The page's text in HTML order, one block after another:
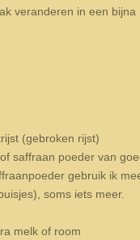
veranderen in een bijna
(gebroken rijst)
saffraan poeder van
gebruik ik
soms iets meer.
melk of room